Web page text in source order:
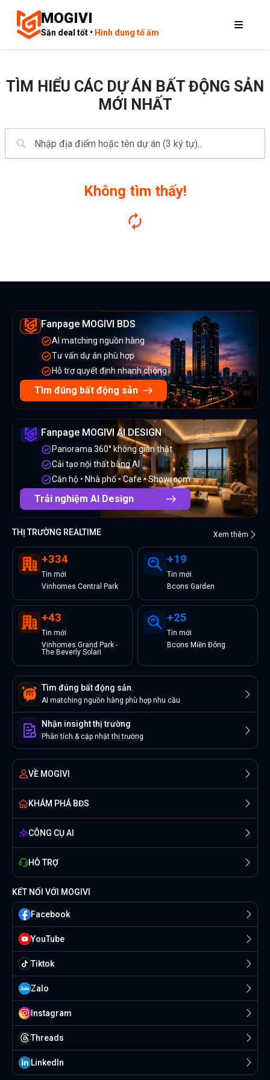
MOGIVI
Săn deal tốt • Hình dung tổ ấm
TÌM HIỂU CÁC DỰ ÁN BẤT ĐỘNG SẢN
MỚI NHẤT
Không tìm thấy!
Fanpage MOGIVI BDS
AI matching nguồn hàng
Tư vấn dự án phù hợp
Hỗ trợ quyết định nhanh chóng
Tìm đúng bất động sản
Fanpage MOGIVI AI DESIGN
Panorama 360° không gian thật
Cải tạo nội thất bằng AI
Căn hộ • Nhà phố • Cafe • Showroom
Trải nghiệm AI Design
THỊ TRƯỜNG REALTIME Xem thêm
+334
Tin mới
Vinhomes Central Park
+19
Tin mới
Bcons Garden
+43
Tin mới
Vinhomes Grand Park -
The Beverly Solari
+25
Tin mới
Bcons Miền Đông
Tìm đúng bất động sản.
AI matching nguồn hàng phù hợp nhu cầu
Nhận insight thị trường
Phân tích & cập nhật thị trường
VỀ MOGIVI
KHÁM PHÁ BĐS
CÔNG CỤ AI
HỖ TRỢ
KẾT NỐI VỚI MOGIVI
Facebook
YouTube
Tiktok
Zalo
Instagram
Threads
Linkedln